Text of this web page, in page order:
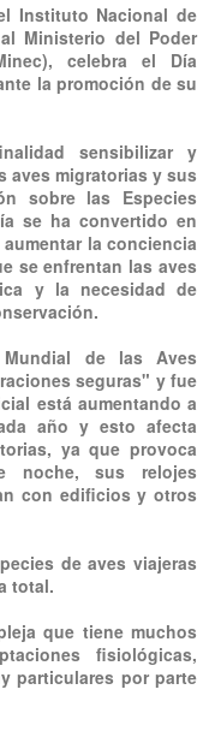
Instituto Nacional de
Ministerio del Poder
celebra el Día
la promoción de su
sensibilizar y
aves migratorias y sus
sobre las Especies
se ha convertido en
la conciencia
se enfrentan las aves
y la necesidad de
de las Aves
seguras" y fue
está aumentando a
año y esto afecta
ya que provoca
noche, sus relojes
con edificios y otros
de aves viajeras
total.
que tiene muchos
fisiológicas,
particulares por parte